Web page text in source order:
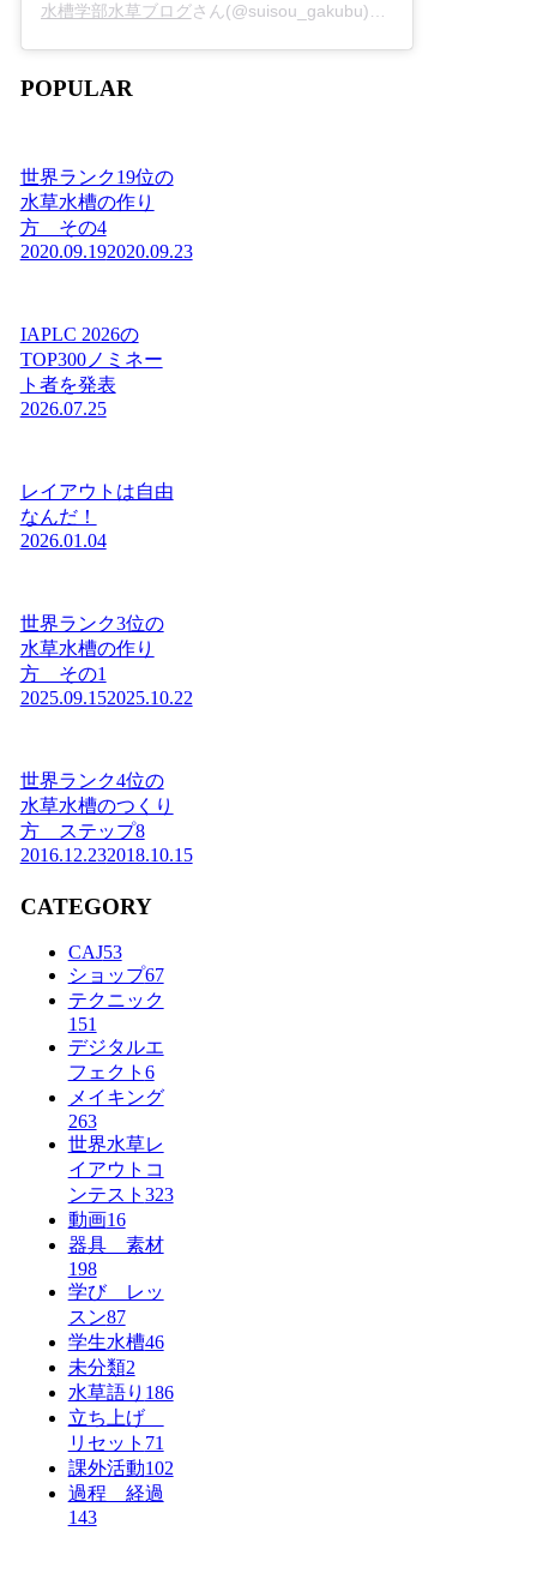
水槽学部水草ブログさん(@suisou_gakubu)がシェアした投稿 -
POPULAR
世界ランク19位の
水草水槽の作り
方 その4
2020.09.192020.09.23
IAPLC 2026の
TOP300ノミネー
ト者を発表
2026.07.25
レイアウトは自由
なんだ！
2026.01.04
世界ランク3位の
水草水槽の作り
方 その1
2025.09.152025.10.22
世界ランク4位の
水草水槽のつくり
方 ステップ8
2016.12.232018.10.15
CATEGORY
CAJ53
ショップ67
テクニック
151
デジタルエ
フェクト 6
メイキング
263
世界水草レ
イアウトコ
ンテスト 323
動画16
器具 素材
198
学び レッ
スン87
学生水槽46
未分類2
水草語り 186
立ち上げ
リセット 71
課外活動102
過程 経過
143